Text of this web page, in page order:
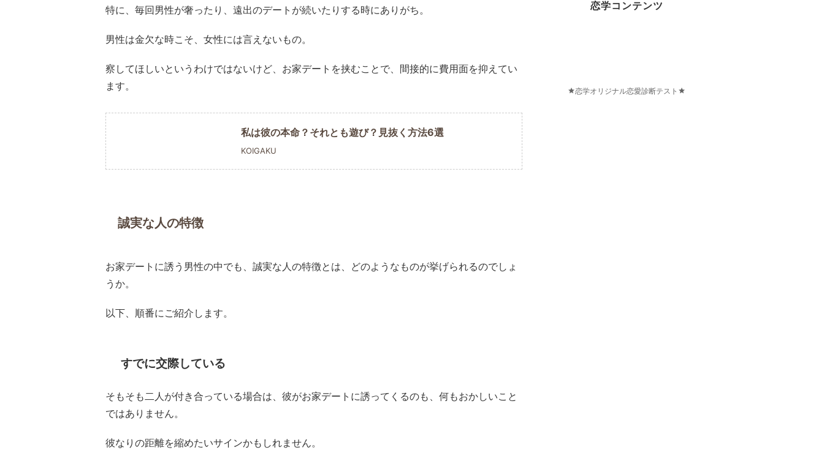
特に、毎回男性が奢ったり、遠出のデートが続いたりする時にありがち。
男性は金欠な時こそ、女性には言えないもの。
察してほしいというわけではないけど、お家デートを挟むことで、間接的に費用面を抑えてい
ます。
私は彼の本命？それとも遊び？見抜く方法6選
KOIGAKU
誠実な人の特徴
お家デートに誘う男性の中でも、誠実な人の特徴とは、どのようなものが挙げられるのでしょ
うか。
以下、順番にご紹介します。
すでに交際している
そもそも二人が付き合っている場合は、彼がお家デートに誘ってくるのも、何もおかしいこと
ではありません。
彼なりの距離を縮めたいサインかもしれません。
恋学コンテンツ
恋学オリジナル恋愛診断テスト